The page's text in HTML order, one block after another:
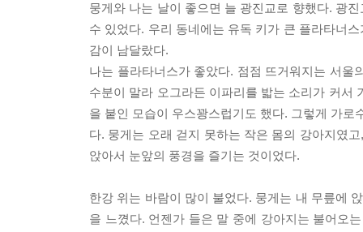
뭉게와 나는 날이 좋으면 늘 광진교로 향했다. 광
수 있었다. 우리 동네에는 유독 키가 큰 플라타너
감이 남달랐다.
나는 플라타너스가 좋았다. 점점 뜨거워지는 서
수분이 말라 오그라든 이파리를 밟는 소리가 커서
을 붙인 모습이 우스꽝스럽기도 했다. 그렇게 가
다. 뭉게는 오래 걷지 못하는 작은 몸의 강아지였
앉아서 눈앞의 풍경을 즐기는 것이었다.
한강 위는 바람이 많이 불었다. 뭉게는 내 무릎에
을 느꼈다. 언젠가 들은 말 중에 강아지는 불어오